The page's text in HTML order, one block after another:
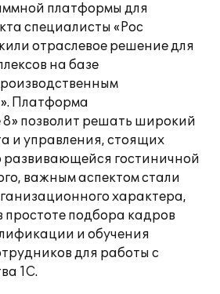
платформы для
специалисты «Рос
отраслевое решение для
на базе
Платформа
позволит решать широкий
и управления, стоящих
гостиничной
важным аспектом стали
характера,
подбора кадров
и обучения
для работы с
1С.